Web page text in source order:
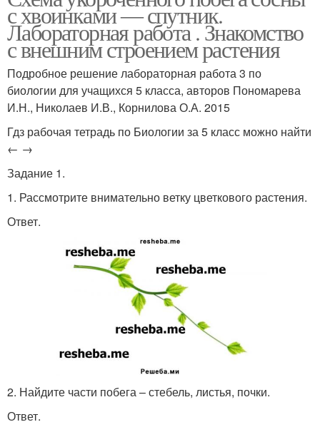
с хвоинками ― спутник.
Лабораторная работа . Знакомство
с внешним строением растения
Подробное решение лабораторная работа 3 по
биологии для учащихся 5 класса, авторов Пономарева
И.Н., Николаев И.В., Корнилова О.А. 2015
Гдз рабочая тетрадь по Биологии за 5 класс можно найти
← →
Задание 1.
1. Рассмотрите внимательно ветку цветкового растения.
Ответ.
2. Найдите части побега – стебель, листья, почки.
Ответ.